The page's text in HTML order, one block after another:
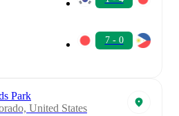
7 - 0
Park
United States